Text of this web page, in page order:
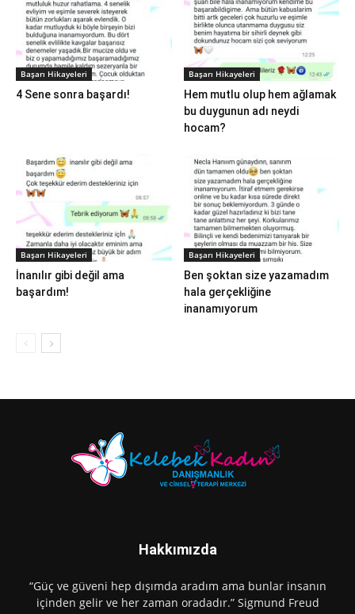
Başarı Hikayeleri
4 Sene sonra başardı!
Başarı Hikayeleri
Hem mutlu olup hem ağlamak
bu duygunun adı neydi
hocam?
Başarı Hikayeleri
İnanılır gibi değil ama
başardım!
Başarı Hikayeleri
Ben şoktan size yazamadım
hala gerçekliğine
inanamıyorum
Hakkımızda
“Güç ve güveni hep dışımda aradım ama bunlar insanın
içinden gelir ve her zaman oradadır.” Sigmund Freud